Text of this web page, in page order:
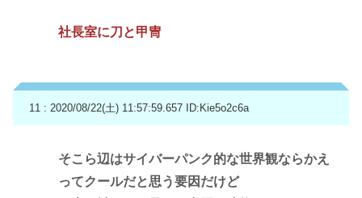
社長室に刀と甲冑
11 : 2020/08/22(土) 11:57:59.657 ID:Kie5o2c6a
そこら辺はサイバーパンク的な世界観ならかえ
ってクールだと思う要因だけど